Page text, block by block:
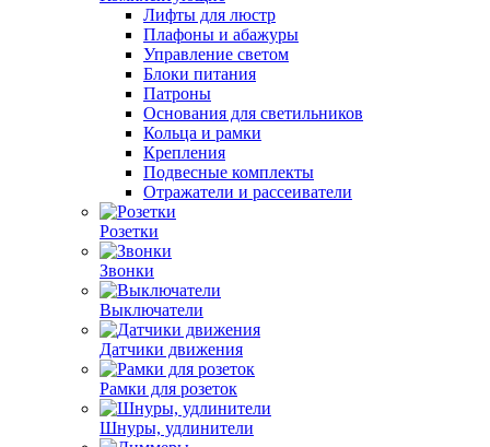
Лифты для люстр
Плафоны и абажуры
Управление светом
Блоки питания
Патроны
Основания для светильников
Кольца и рамки
Крепления
Подвесные комплекты
Отражатели и рассеиватели
Розетки
Звонки
Выключатели
Датчики движения
Рамки для розеток
Шнуры, удлинители